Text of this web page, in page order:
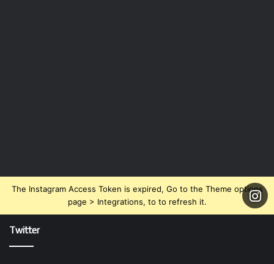
The Instagram Access Token is expired, Go to the Theme options
page > Integrations, to to refresh it.
Twitter